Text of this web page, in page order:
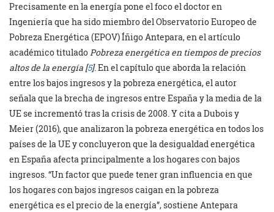
Precisamente en la energía pone el foco el doctor en
Ingeniería que ha sido miembro del Observatorio Europeo de
Pobreza Energética (EPOV) Íñigo Antepara, en el artículo
académico tituladoPobreza energética en tiempos de precios
altos de la energía [5]. En el capítulo que aborda la relación
entre los bajos ingresos y la pobreza energética, el autor
señala que la brecha de ingresos entre España y la media de la
UE se incrementó tras la crisis de 2008. Y cita a Dubois y
Meier (2016), que analizaron la pobreza energética en todos los
países de la UE y concluyeron que la desigualdad energética
en España afecta principalmente a los hogares con bajos
ingresos. “Un factor que puede tener gran influencia en que
los hogares con bajos ingresos caigan en la pobreza
energética es el precio de la energía”, sostiene Antepara